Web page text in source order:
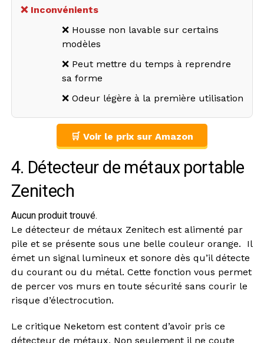
❌ Inconvénients
❌ Housse non lavable sur certains
modèles
❌ Peut mettre du temps à reprendre
sa forme
❌ Odeur légère à la première utilisation
🛒 Voir le prix sur Amazon
4. Détecteur de métaux portable
Zenitech
Aucun produit trouvé.
Le détecteur de métaux Zenitech est alimenté par
pile et se présente sous une belle couleur orange. Il
émet un signal lumineux et sonore dès qu’il détecte
du courant ou du métal. Cette fonction vous permet
de percer vos murs en toute sécurité sans courir le
risque d’électrocution.
Le critique Neketom est content d’avoir pris ce
détecteur de métaux. Non seulement il ne coute